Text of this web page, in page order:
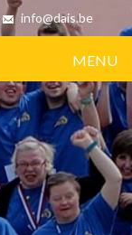
info@dais.be
MENU